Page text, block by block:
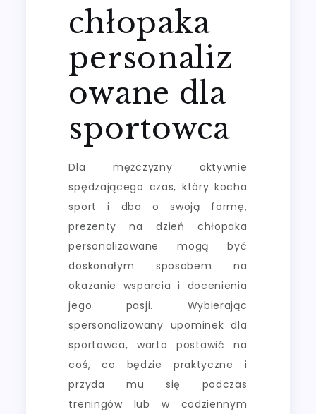
chłopaka
personaliz
owane dla
sportowca
Dla mężczyzny aktywnie
spędzającego czas, który kocha
sport i dba o swoją formę,
prezenty na dzień chłopaka
personalizowane mogą być
doskonałym sposobem na
okazanie wsparcia i docenienia
jego pasji. Wybierając
spersonalizowany upominek dla
sportowca, warto postawić na
coś, co będzie praktyczne i
przyda mu się podczas
treningów lub w codziennym